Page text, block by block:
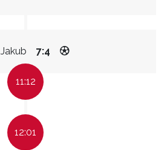
7:4
11:12
12:01